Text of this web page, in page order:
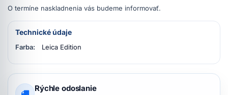
O termíne naskladnenia vás budeme informovať.
Technické údaje
Farba: Leica Edition
Rýchle odoslanie